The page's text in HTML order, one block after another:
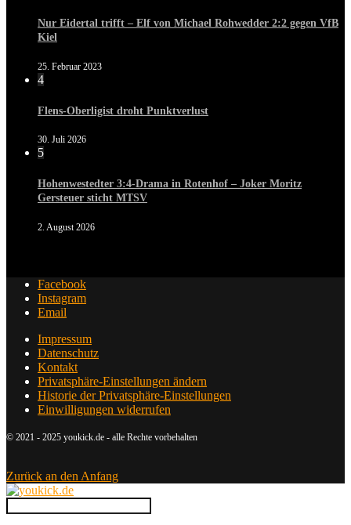
Nur Eidertal trifft – Elf von Michael Rohwedder 2:2 gegen VfB
Kiel
25. Februar 2023
4
Flens-Oberligist droht Punktverlust
30. Juli 2026
5
Hohenwestedter 3:4-Drama in Rotenhof – Joker Moritz
Gersteuer sticht MTSV
2. August 2026
Facebook
Instagram
Email
Impressum
Datenschutz
Kontakt
Privatsphäre-Einstellungen ändern
Historie der Privatsphäre-Einstellungen
Einwilligungen widerrufen
© 2021 - 2025 youkick.de - alle Rechte vorbehalten
Zurück an den Anfang